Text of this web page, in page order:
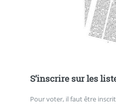
S’inscrire sur les
Pour voter, il faut être